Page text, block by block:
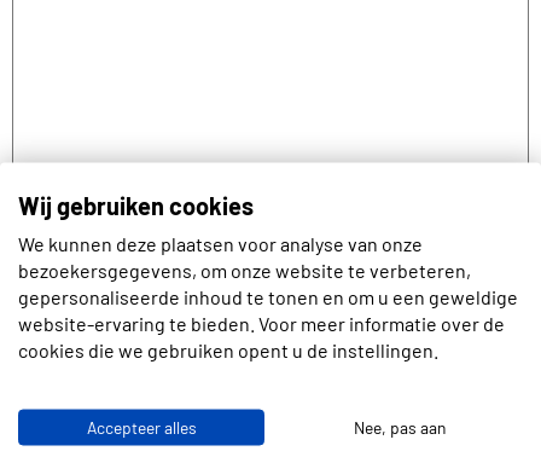
Naam
E-mail
Wij gebruiken cookies
We kunnen deze plaatsen voor analyse van onze
bezoekersgegevens, om onze website te verbeteren,
gepersonaliseerde inhoud te tonen en om u een geweldige
website-ervaring te bieden. Voor meer informatie over de
cookies die we gebruiken opent u de instellingen.
Accepteer alles Nee, pas aan